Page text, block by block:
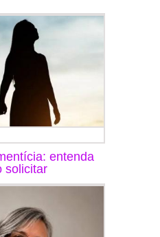
entenda
solicitar